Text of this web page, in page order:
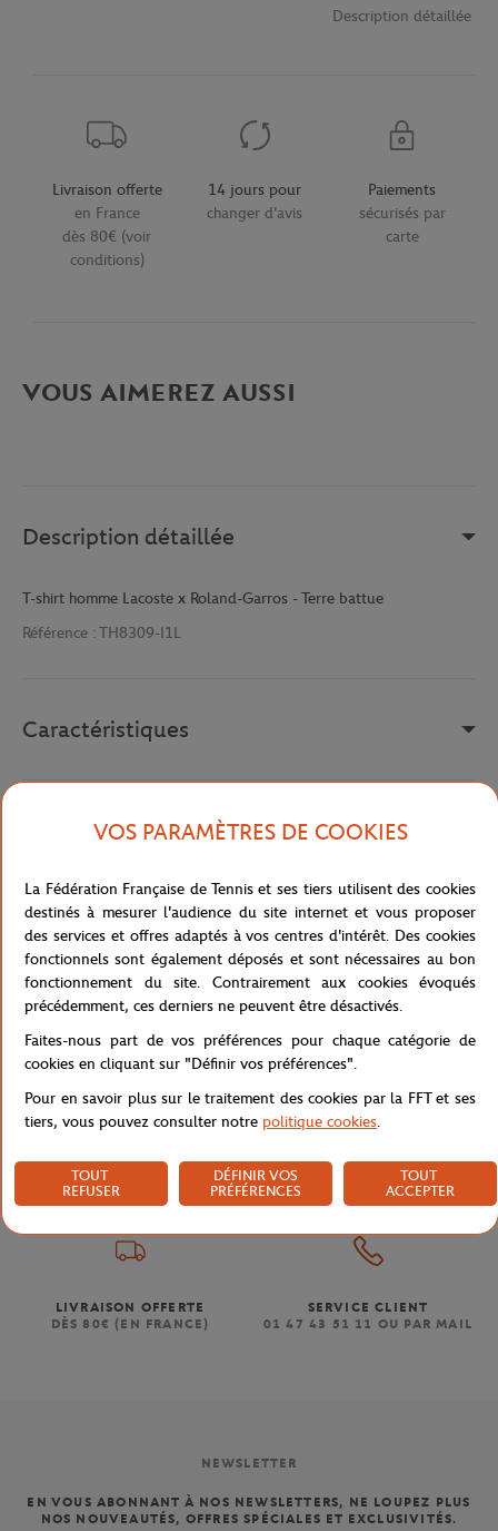
Description détaillée
Livraison offerte
en France
dès 80€ (voir
conditions)
14 jours pour
changer d'avis
Paiements
sécurisés par
carte
VOUS AIMEREZ AUSSI
Description détaillée
T-shirt homme Lacoste x Roland-Garros - Terre battue
Référence : TH8309-I1L
Caractéristiques
Livraison et retours
Accueil Boutique Hommes T-shirt homme Lacoste x Roland-
PAIEMENTS SÉCURISÉS
PAR CARTE
RETOUR FACILE
DE VOS COMMANDES
LIVRAISON OFFERTE
DÈS 80€ (EN FRANCE)
SERVICE CLIENT
01 47 43 51 11 OU PAR MAIL
NEWSLETTER
EN VOUS ABONNANT À NOS NEWSLETTERS, NE LOUPEZ PLUS
NOS NOUVEAUTÉS, OFFRES SPÉCIALES ET EXCLUSIVITÉS.
VOS PARAMÈTRES DE COOKIES
La Fédération Française de Tennis et ses tiers utilisent des cookies
destinés à mesurer l'audience du site internet et vous proposer
des services et offres adaptés à vos centres d'intérêt. Des cookies
fonctionnels sont également déposés et sont nécessaires au bon
fonctionnement du site. Contrairement aux cookies évoqués
précédemment, ces derniers ne peuvent être désactivés.
Faites-nous part de vos préférences pour chaque catégorie de
cookies en cliquant sur "Définir vos préférences".
Pour en savoir plus sur le traitement des cookies par la FFT et ses
tiers, vous pouvez consulter notre politique cookies.
TOUT
REFUSER
DÉFINIR VOS
PRÉFÉRENCES
TOUT
ACCEPTER